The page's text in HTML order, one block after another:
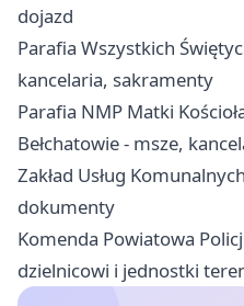
dojazd
Parafia Wszystkich
kancelaria, sakramenty
Parafia NMP Matki
Bełchatowie - msze,
Zakład Usług
dokumenty
Komenda Powiatowa
dzielnicowi i jednostki